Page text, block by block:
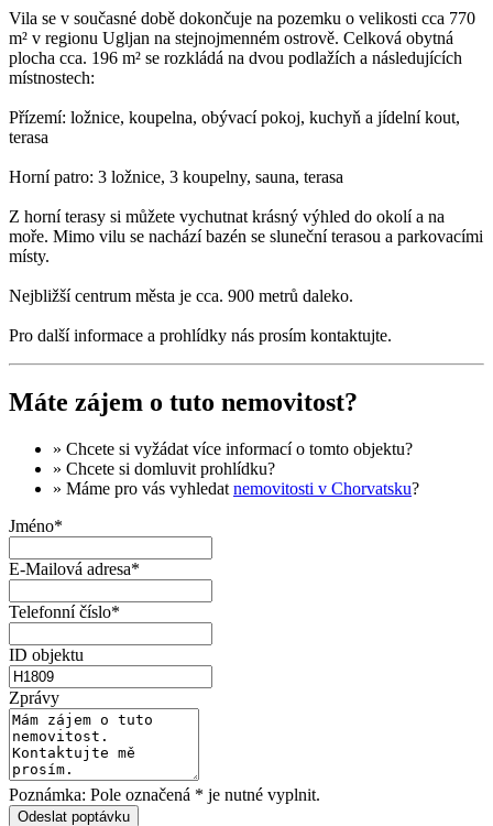
Vila se v současné době dokončuje na pozemku o velikosti cca 770
m² v regionu Ugljan na stejnojmenném ostrově. Celková obytná
plocha cca. 196 m² se rozkládá na dvou podlažích a následujících
místnostech:
Přízemí: ložnice, koupelna, obývací pokoj, kuchyň a jídelní kout,
terasa
Horní patro: 3 ložnice, 3 koupelny, sauna, terasa
Z horní terasy si můžete vychutnat krásný výhled do okolí a na
moře. Mimo vilu se nachází bazén se sluneční terasou a parkovacími
místy.
Nejbližší centrum města je cca. 900 metrů daleko.
Pro další informace a prohlídky nás prosím kontaktujte.
Máte zájem o tuto nemovitost?
» Chcete si vyžádat více informacío tomto objektu?
» Chcete si domluvit prohlídku?
» Máme pro vás vyhledat nemovitosti v Chorvatsku?
Jméno*
E-Mailová adresa*
Telefonní číslo*
ID objektu
Zprávy
Poznámka: Pole označená * je nutné vyplnit.